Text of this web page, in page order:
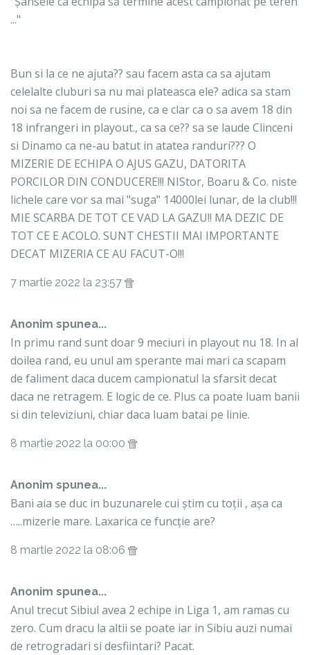
..."
Bun si la ce ne ajuta?? sau facem asta ca sa ajutam
celelalte cluburi sa nu mai plateasca ele? adica sa stam
noi sa ne facem de rusine, ca e clar ca o sa avem 18 din
18 infrangeri in playout., ca sa ce?? sa se laude Clinceni
si Dinamo ca ne-au batut in atatea randuri??? O
MIZERIE DE ECHIPA O AJUS GAZU, DATORITA
PORCILOR DIN CONDUCERE!!! NIStor, Boaru & Co. niste
lichele care vor sa mai "suga" 14000lei lunar, de la club!!!
MIE SCARBA DE TOT CE VAD LA GAZU!! MA DEZIC DE
TOT CE E ACOLO. SUNT CHESTII MAI IMPORTANTE
DECAT MIZERIA CE AU FACUT-O!!!
7 martie 2022 la 23:57
Anonim spunea...
In primu rand sunt doar 9 meciuri in playout nu 18. In al
doilea rand, eu unul am sperante mai mari ca scapam
de faliment daca ducem campionatul la sfarsit decat
daca ne retragem. E logic de ce. Plus ca poate luam banii
si din televiziuni, chiar daca luam batai pe linie.
8 martie 2022 la 00:00
Anonim spunea...
Bani aia se duc in buzunarele cui știm cu toții , așa ca
…..mizerie mare. Laxarica ce funcție are?
8 martie 2022 la 08:06
Anonim spunea...
Anul trecut Sibiul avea 2 echipe in Liga 1, am ramas cu
zero. Cum dracu la altii se poate iar in Sibiu auzi numai
de retrogradari si desfiintari? Pacat.